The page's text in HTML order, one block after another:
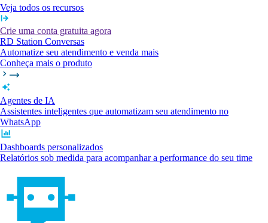
Veja todos os recursos
Crie uma conta gratuita agora
RD Station Conversas
Automatize seu atendimento e venda mais
Conheça mais o produto
Agentes de IA
Assistentes inteligentes que automatizam seu atendimento no
WhatsApp
Dashboards personalizados
Relatórios sob medida para acompanhar a performance do seu time